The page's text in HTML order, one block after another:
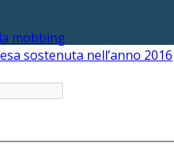
mobbing
sostenuta nell’anno 2016